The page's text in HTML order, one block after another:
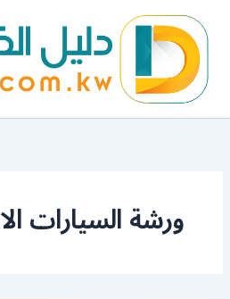
المحتوى
ورشة السيارات